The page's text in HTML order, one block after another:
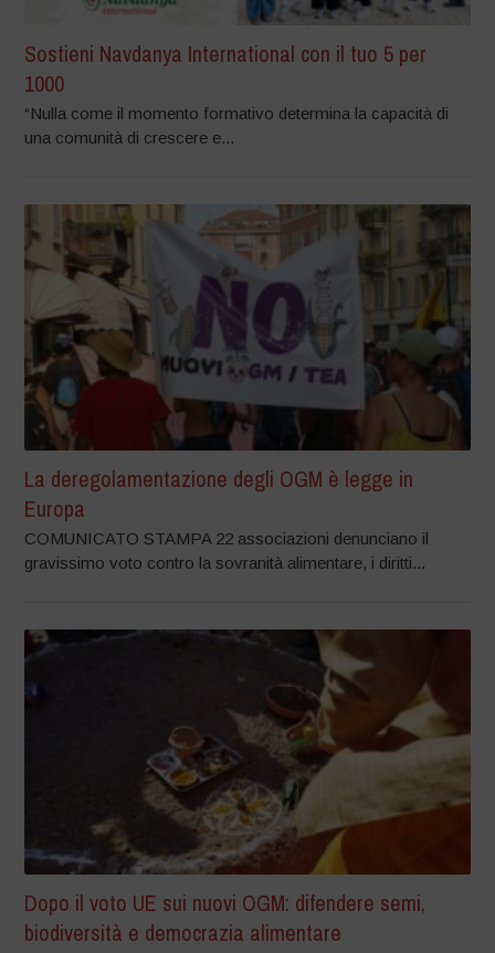
Sostieni Navdanya International con il tuo 5 per
1000
“Nulla come il momento formativo determina la capacità di
una comunità di crescere e...
La deregolamentazione degli OGM è legge in
Europa
COMUNICATO STAMPA 22 associazioni denunciano il
gravissimo voto contro la sovranità alimentare, i diritti...
Dopo il voto UE sui nuovi OGM: difendere semi,
biodiversità e democrazia alimentare